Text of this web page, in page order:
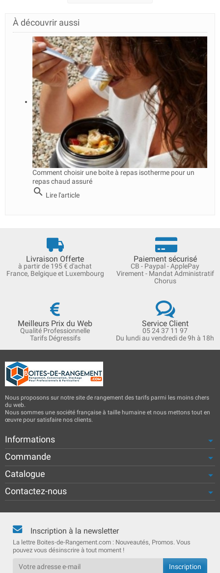
À découvrir aussi
Comment choisir une boite à repas isotherme pour un
repas chaud assuré
search Lire l'article
Livraison Offerte
à partir de 195 € d'achat
France, Belgique et Luxembourg
Paiement sécurisé
CB - Paypal - ApplePay
Virement - Mandat Administratif
Chorus
Meilleurs Prix du Web
Qualité Professionnelle
Tarifs Dégressifs
Service Client
05 24 37 11 97
Du lundi au vendredi de 9h à 18h
Nous proposons sur notre site de rangement des tarifs parmi les moins chers
du web.
Nous sommes une société française à taille humaine et nous mettons tout en
œuvre pour satisfaire nos clients.
Informations
Commande
Catalogue
Contactez-nous
Inscription à la newsletter
La lettre Boites-de-Rangement.com : Nouveautés, Promos. Vous
pouvez vous désinscrire à tout moment !